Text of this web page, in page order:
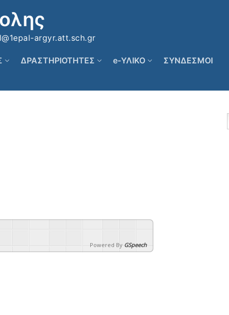
argyr.att.sch.gr
ΔΡΑΣΤΗΡΙΟΤΗΤΕΣ e-ΥΛΙΚΟ
ΣΥΝΔΕΣΜΟΙ
Powered By GSpeech